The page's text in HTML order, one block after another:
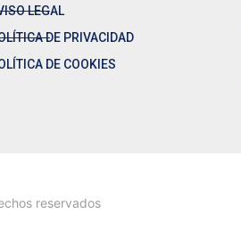
LEGAL
DE PRIVACIDAD
DE COOKIES
reservados